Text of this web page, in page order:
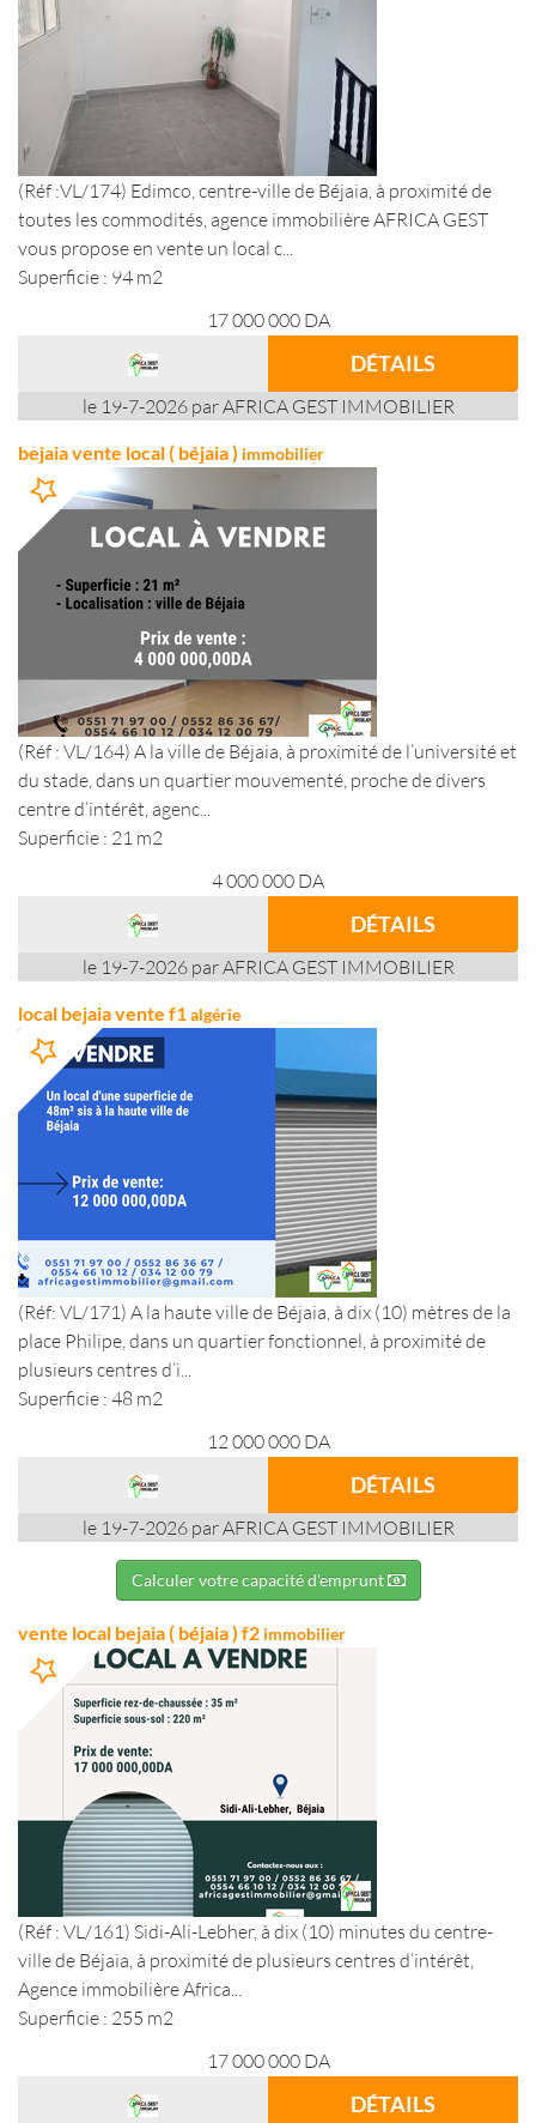
(Réf :VL/174) Edimco, centre-ville de Béjaia, à proximité de
toutes les commodités, agence immobilière AFRICA GEST
vous propose en vente un local c...
Superficie : 94 m2
17 000 000 DA
DÉTAILS
le 19-7-2026 par AFRICA GEST IMMOBILIER
bejaia vente local ( béjaia ) immobilier
(Réf : VL/164) A la ville de Béjaia, à proximité de l’université et
du stade, dans un quartier mouvementé, proche de divers
centre d’intérêt, agenc...
Superficie : 21 m2
4 000 000 DA
DÉTAILS
le 19-7-2026 par AFRICA GEST IMMOBILIER
local bejaia vente f1algérie
(Réf: VL/171) A la haute ville de Béjaia, à dix (10) mètres de la
place Philipe, dans un quartier fonctionnel, à proximité de
plusieurs centres d’i...
Superficie : 48 m2
12 000 000 DA
DÉTAILS
le 19-7-2026 par AFRICA GEST IMMOBILIER
Calculer votre capacité d'emprunt
vente local bejaia ( béjaia ) f2 immobilier
(Réf : VL/161) Sidi-Ali-Lebher, à dix (10) minutes du centre-
ville de Béjaia, à proximité de plusieurs centres d’intérêt,
Agence immobilière Africa...
Superficie : 255 m2
17 000 000 DA
DÉTAILS